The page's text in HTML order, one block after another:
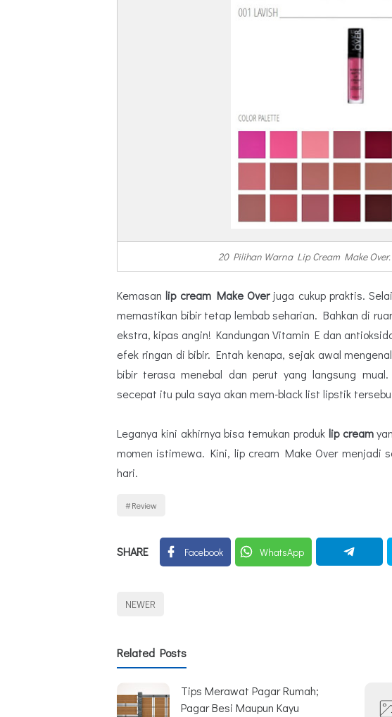
20 Pilihan Warna Lip Cream Make
Kemasanlip cream Make Overjuga cukup praktis.
memastikan bibir tetap lembab seharian. Bahkan di
ekstra, kipas angin! Kandungan Vitamin E dan
efek ringan di bibir. Entah kenapa, sejak awal
bibir terasa menebal dan perut yang langsung
secepat itu pula saya akan mem-black list lipstik
Leganya kini akhirnya bisa temukan produk lip cream
momen istimewa. Kini, lip cream Make Over menjadi
hari.
Review
SHARE Facebook WhatsApp
NEWER
Related Posts
Tips Merawat Pagar Rumah;
Pagar Besi Maupun Kayu